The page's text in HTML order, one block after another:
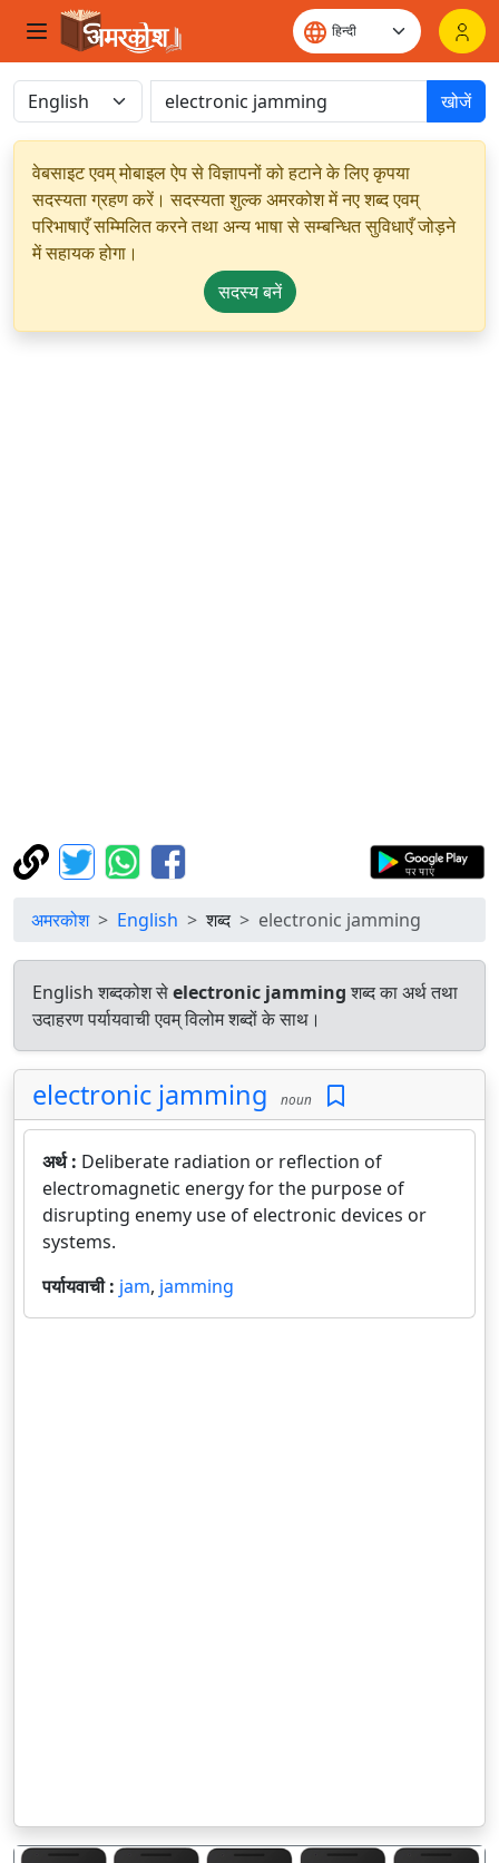
खोजें
वेबसाइट एवम् मोबाइल ऐप से विज्ञापनों को हटाने के लिए कृपया
सदस्यता ग्रहण करें। सदस्यता शुल्क अमरकोश में नए शब्द एवम्
परिभाषाएँ सम्मिलित करने तथा अन्य भाषा से सम्बन्धित सुविधाएँ जोड़ने
में सहायक होगा।
सदस्य बनें
अमरकोश English शब्द electronic jamming
English शब्दकोश सेelectronic jammingशब्द का अर्थ तथा
उदाहरण पर्यायवाची एवम् विलोम शब्दों के साथ।
electronic jamming noun
अर्थ : Deliberate radiation or reflection of
electromagnetic energy for the purpose of
disrupting enemy use of electronic devices or
systems.
पर्यायवाची : jam, jamming